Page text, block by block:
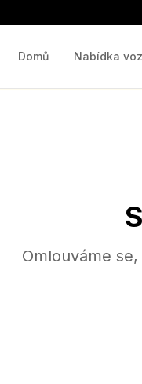
Domů Nabídka
Omlouváme